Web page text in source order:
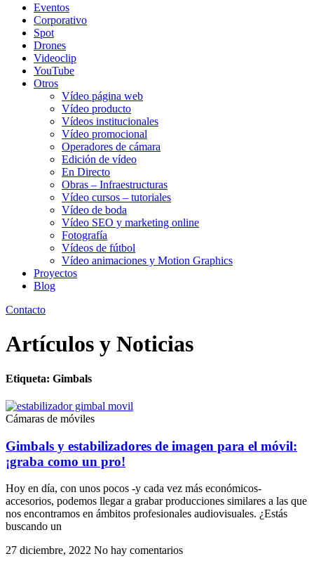
Eventos
Corporativo
Spot
Drones
Videoclip
YouTube
Otros
Vídeo página web
Vídeo producto
Vídeos institucionales
Vídeo promocional
Operadores de cámara
Edición de vídeo
En Directo
Obras – Infraestructuras
Vídeo cursos – tutoriales
Vídeo de boda
Vídeo SEO y marketing online
Fotografía
Vídeos de fútbol
Vídeo animaciones y Motion Graphics
Proyectos
Blog
Contacto
Artículos y Noticias
Etiqueta: Gimbals
Cámaras de móviles
Gimbals y estabilizadores de imagen para el móvil:
¡graba como un pro!
Hoy en día, con unos pocos -y cada vez más económicos-
accesorios, podemos llegar a grabar producciones similares a las que
nos encontramos en ámbitos profesionales audiovisuales. ¿Estás
buscando un
27 diciembre, 2022 No hay comentarios